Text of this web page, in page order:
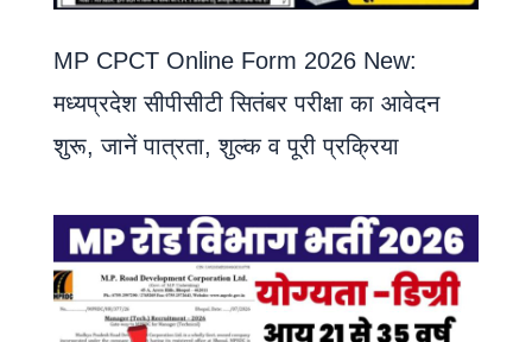
MP CPCT Online Form 2026 New:
मध्यप्रदेश सीपीसीटी सितंबर परीक्षा का आवेदन
शुरू, जानें पात्रता, शुल्क व पूरी प्रक्रिया